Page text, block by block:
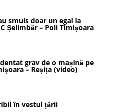
smuls doar un egal la
Șelimbăr – Poli Timișoara
grav de o mașină pe
– Reșița (video)
în vestul țării